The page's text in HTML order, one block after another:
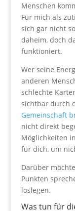
Menschen
Für mich als
sich gar nicht
daheim, doch
funktioniert.
Wer seine
anderen
schlechte
sichtbar durch
Gemeinschaft
nicht direkt
Möglichkeiten
für dich, um
Darüber
Punkten
loslegen.
Was tun für